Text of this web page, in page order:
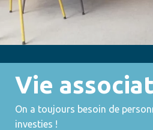
Vie
On a toujours besoin de
investies !